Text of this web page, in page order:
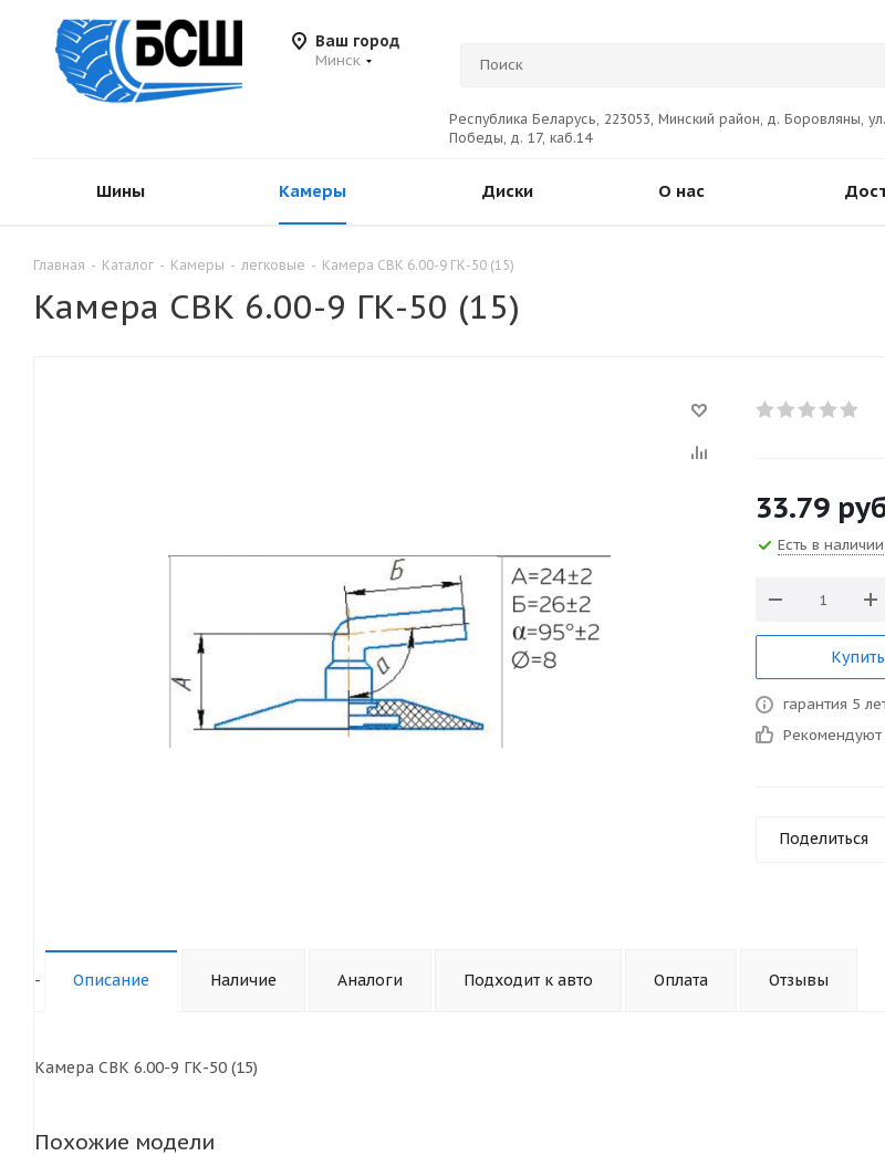
Ваш город
Минск
Республика Беларусь, 223053, Минский район, д. Боровляны,
Победы, д. 17, каб.14
Шины Камеры Диски О нас
Главная - Каталог - Камеры - легковые - Камера СВК 6.00-9 ГК-50 (15)
Камера СВК 6.00-9 ГК-50 (15)
33.79
Есть в наличии
гарантия 5
Рекомендуют
Поделиться
- Описание Наличие Аналоги Подходит к авто Оплата Отзывы
Камера СВК 6.00-9 ГК-50 (15)
Похожие модели